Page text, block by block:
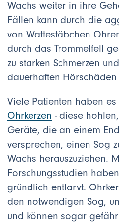
Wachs weiter in ihre
Fällen kann durch die
von Wattestäbchen
durch das Trommelfell
zu starken Schmerzen
dauerhaften Hörschäden
Viele Patienten haben es
Ohrkerzen - diese
Geräte, die an einem
versprechen, einen Sog
Wachs herauszuziehen.
Forschungsstudien
gründlich entlarvt.
den notwendigen Sog,
und können sogar